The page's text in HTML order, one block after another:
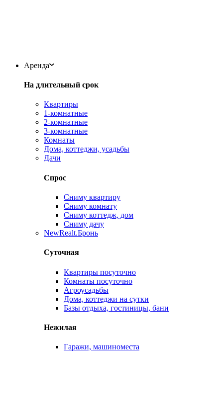
Аренда
На длительный срок
Квартиры
1-комнатные
2-комнатные
3-комнатные
Комнаты
Дома, коттеджи, усадьбы
Дачи
Спрос
Сниму квартиру
Сниму комнату
Сниму коттедж, дом
Сниму дачу
NewRealt.Бронь
Суточная
Квартиры посуточно
Комнаты посуточно
Агроусадьбы
Дома, коттеджи на сутки
Базы отдыха, гостиницы, бани
Нежилая
Гаражи, машиноместа